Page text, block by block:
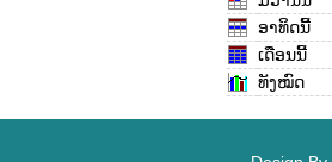
ອາທິດນີ້
ເດືອນ​ນີ້
ທັງໝົດ